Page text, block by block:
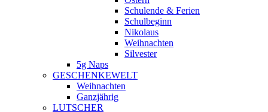
Schulende & Ferien
Schulbeginn
Nikolaus
Weihnachten
Silvester
5g Naps
GESCHENKEWELT
Weihnachten
Ganzjährig
LUTSCHER